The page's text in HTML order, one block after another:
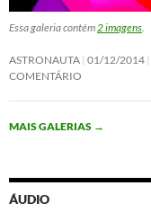
Essa galeria contém2 imagens.
ASTRONAUTA 01/12/2014
COMENTÁRIO
MAIS GALERIAS →
ÁUDIO